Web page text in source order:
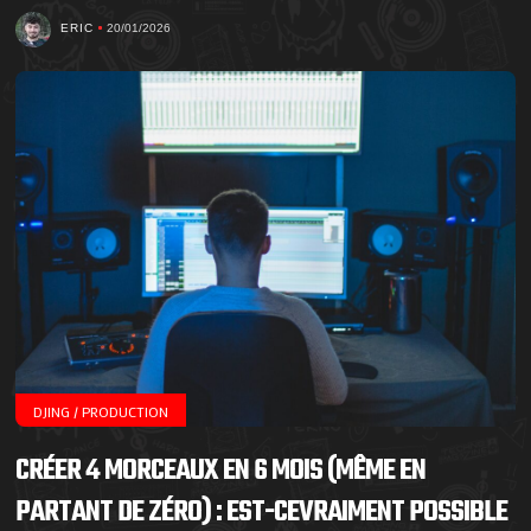
ERIC 20/01/2026
DJING / PRODUCTION
CRÉER 4 MORCEAUX EN 6 MOIS (MÊME EN
PARTANT DE ZÉRO) : EST-CEVRAIMENT POSSIBLE